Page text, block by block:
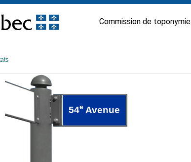
Commission de toponymie
54e Avenue